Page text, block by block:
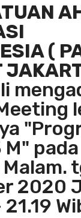
(
M" pada
2020